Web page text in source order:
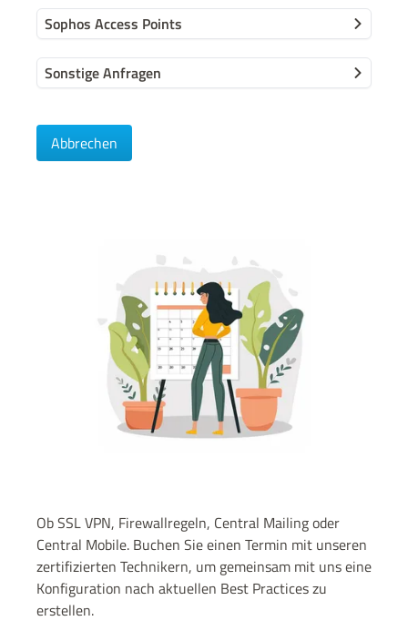
Ob SSL VPN, Firewallregeln, Central Mailing oder
Central Mobile. Buchen Sie einen Termin mit unseren
zertifizierten Technikern, um gemeinsam mit uns eine
Konfiguration nach aktuellen Best Practices zu
erstellen.
Sophos Access Points
Sonstige Anfragen
Abbrechen